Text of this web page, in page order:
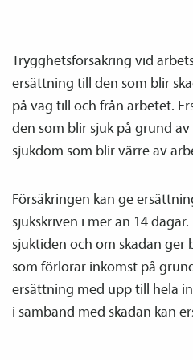
Trygghets­försäkring vid
ersättning till den som blir
på väg till och från arbetet.
den som blir sjuk på grund
sjukdom som blir värre av
Försäkringen kan ge
sjukskriven i mer än 14
sjuktiden och om skadan ger
som förlorar inkomst på
ersättning med upp till hela
i samband med skadan kan